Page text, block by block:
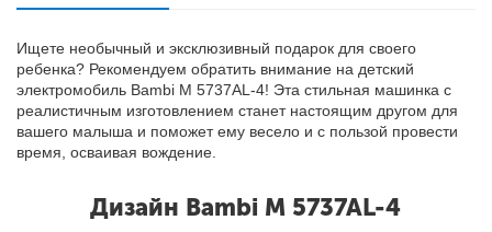
Ищете необычный и эксклюзивный подарок для своего
ребенка? Рекомендуем обратить внимание на детский
электромобиль Bambi M 5737AL-4! Эта стильная машинка с
реалистичным изготовлением станет настоящим другом для
вашего малыша и поможет ему весело и с пользой провести
время, осваивая вождение.
Дизайн Bambi M 5737AL-4